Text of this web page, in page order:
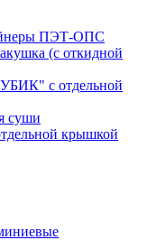
ПЭТ-ОПС
(с откидной
с отдельной
суши
крышкой